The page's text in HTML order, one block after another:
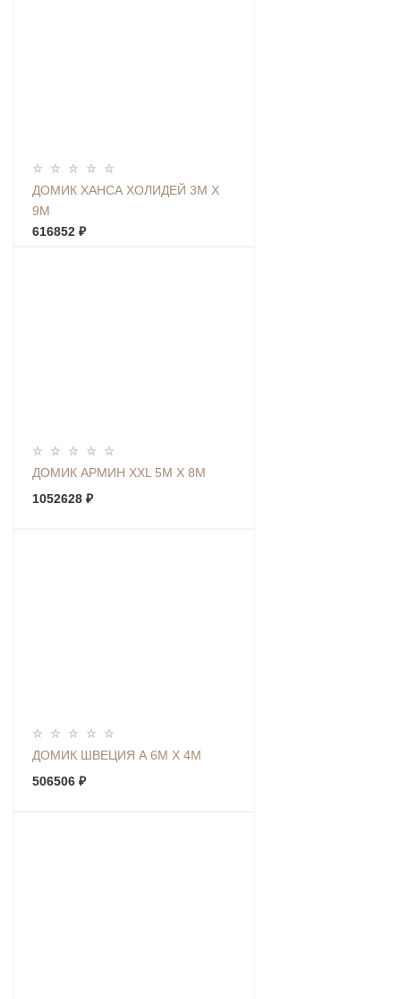
ДОМИК ХАНСА ХОЛИДЕЙ 3М Х
9М
616852 ₽
ДОМИК АРМИН XXL 5М Х 8М
1052628 ₽
ДОМИК ШВЕЦИЯ А 6М Х 4М
506506 ₽